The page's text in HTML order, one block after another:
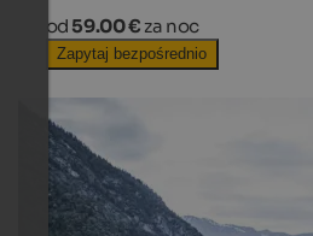
od 59.00 € za noc
Zapytaj bezpośrednio